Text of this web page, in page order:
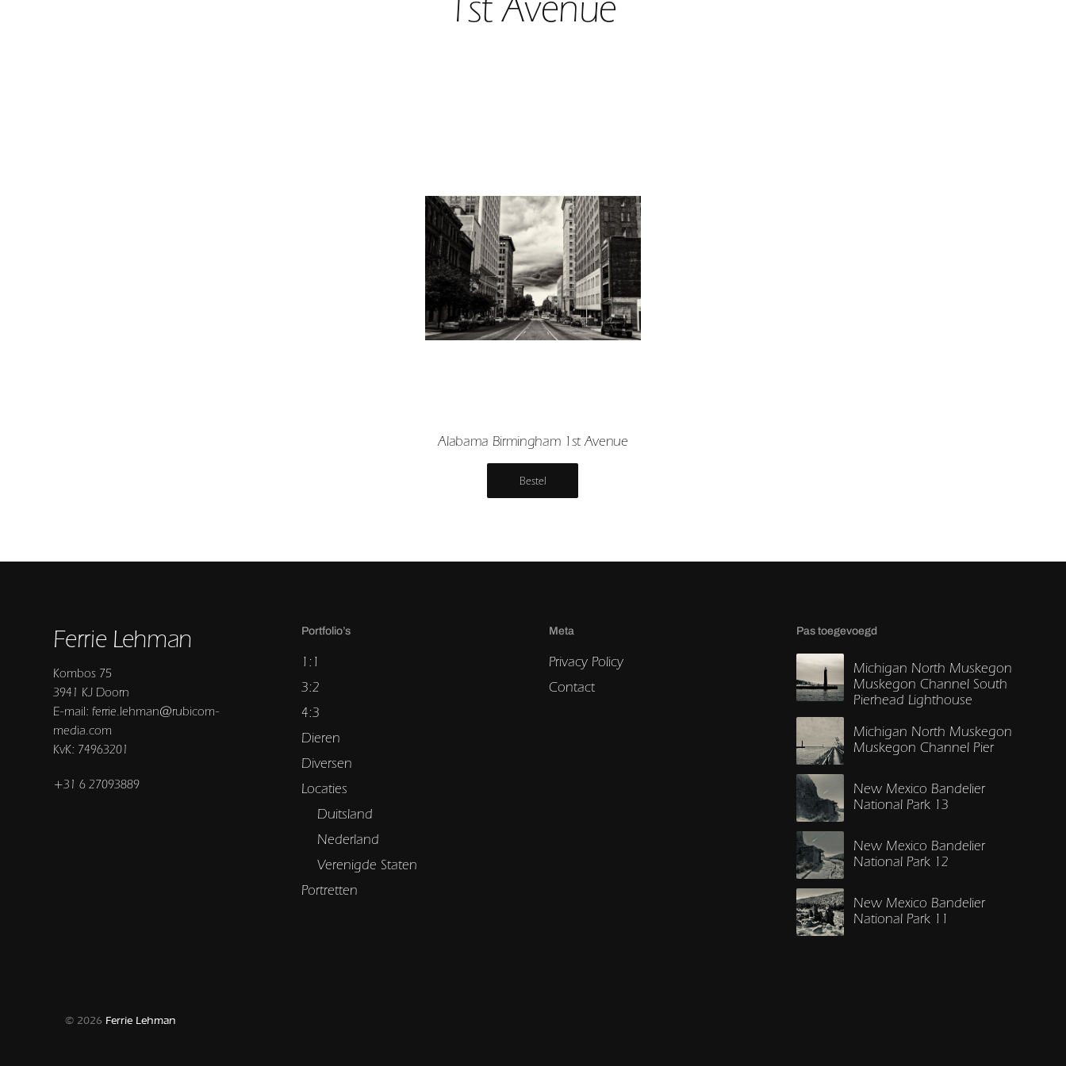
Alabama Birmingham 1st Avenue
Bestel
Ferrie Lehman
Kombos 75
3941 KJ Doorn
E-mail: ferrie.lehman@rubicom-
media.com
KvK: 74963201
+31 6 27093889
Portfolio’s
1:1
3:2
4:3
Dieren
Diversen
Locaties
Duitsland
Nederland
Verenigde Staten
Portretten
Meta
Privacy Policy
Contact
Pas toegevoegd
Michigan North Muskegon
Muskegon Channel South
Pierhead Lighthouse
Michigan North Muskegon
Muskegon Channel Pier
New Mexico Bandelier
National Park 13
New Mexico Bandelier
National Park 12
New Mexico Bandelier
National Park 11
© 2026 Ferrie Lehman